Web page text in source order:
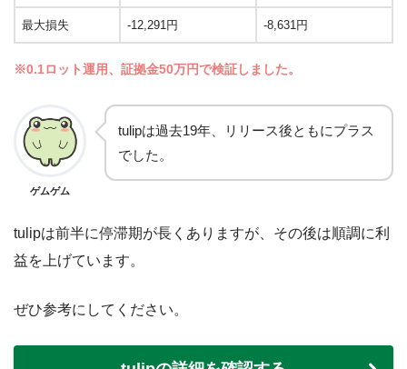
最大損失 -12,291円 -8,631円
※0.1ロット運用、証拠金50万円で検証しました。
ゲムゲム
tulipは過去19年、リリース後ともにプラス
でした。
tulipは前半に停滞期が長くありますが、その後は順調に利
益を上げています。
ぜひ参考にしてください。